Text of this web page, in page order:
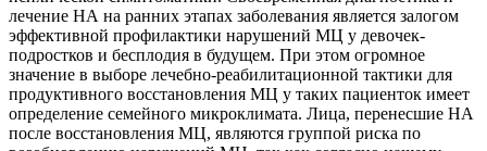
лечение НА на ранних этапах заболевания является залогом
эффективной профилактики нарушений МЦ у девочек-
подростков и бесплодия в будущем. При этом огромное
значение в выборе лечебно-реабилитационной тактики для
продуктивного восстановления МЦ у таких пациенток имеет
определение семейного микроклимата. Лица, перенесшие НА
после восстановления МЦ, являются группой риска по